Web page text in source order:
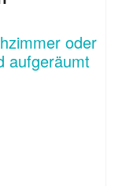
oder
aufgeräumt